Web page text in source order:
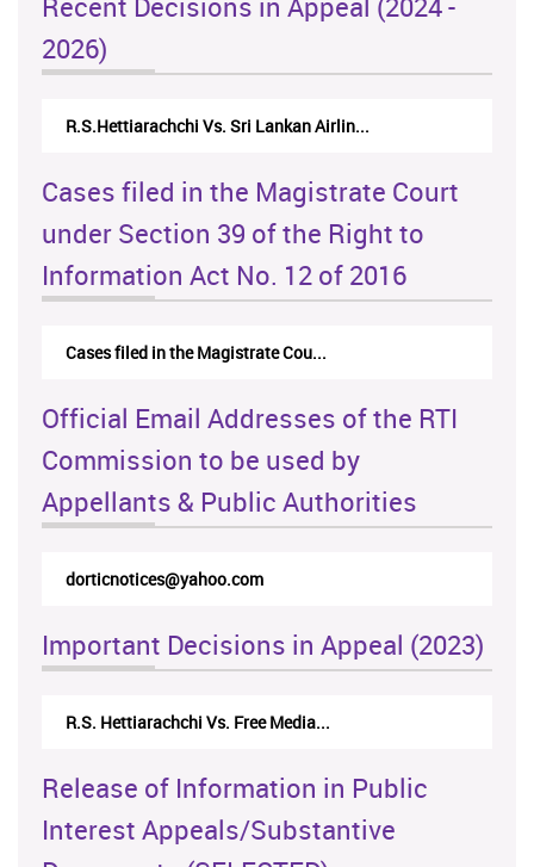
2026)
Sri Lankan Airlin... N.Kodituwakku Vs. Attorney
Cases filed in the Magistrate Court
under Section 39 of the Right to
Information Act No. 12 of 2016
Cases filed in the Magistrate Cou...
Official Email Addresses of the RTI
Commission to be used by
Appellants & Public Authorities
Important Decisions in Appeal (2023)
Free Media... Centre for Society and
Release of Information in Public
Interest Appeals/Substantive